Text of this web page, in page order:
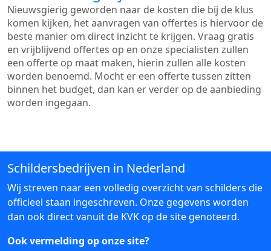
Nieuwsgierig geworden naar de kosten die bij de klus
komen kijken, het aanvragen van offertes is hiervoor de
beste manier om direct inzicht te krijgen. Vraag gratis
en vrijblijvend offertes op en onze specialisten zullen
een offerte op maat maken, hierin zullen alle kosten
worden benoemd. Mocht er een offerte tussen zitten
binnen het budget, dan kan er verder op de aanbieding
worden ingegaan.
Schildersbedrijven in Nederland
Wij streven naar een volledig overzicht van schilders die
officieel staan ingeschreven. Onze gegevens worden
dan ook direct vanuit de KVK op de site genoteerd.
Ook vermelding op onze site?